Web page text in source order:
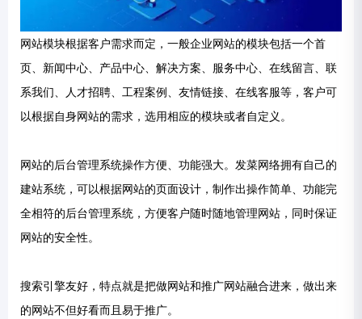
网站模块根据客户需求而定，一般企业网站的模块包括一个首
页、新闻中心、产品中心、解决方案、服务中心、在线留言、联
系我们、人才招聘、工程案例、友情链接、在线客服等，客户可
以根据自身网站的需求，选用相应的模块或者自定义。
网站的后台管理系统操作方便、功能强大。发菜网络拥有自己的
建站系统，可以根据网站的页面设计，制作出操作简单、功能完
全相符的后台管理系统，方便客户随时随地管理网站，同时保证
网站的安全性。
搜索引擎友好，特点就是把做网站和推广网站融合进来，做出来
的网站不但好看而且易于推广。